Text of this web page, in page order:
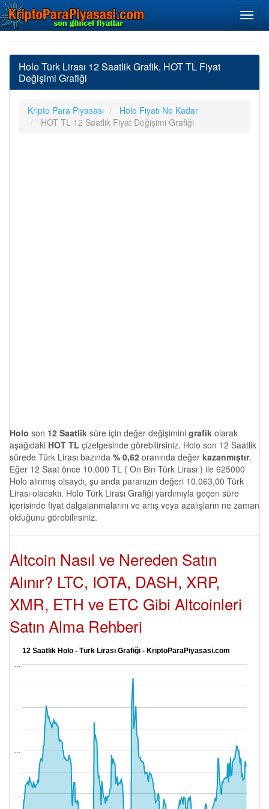
Holo Türk Lirası 12 Saatlik Grafik, HOT TL Fiyat
Değişimi Grafiği
Kripto Para Piyasası
Holo Fiyatı Ne Kadar
HOT TL 12 Saatlik Fiyat Değişimi Grafiği
Holo son 12 Saatlik süre için değer değişimini grafik olarak
aşağıdaki HOT TL çizelgesinde görebilirsiniz. Holo son 12 Saatlik
sürede Türk Lirası bazında % 0,62 oranında değer kazanmıştır.
Eğer 12 Saat önce 10.000 TL ( On Bin Türk Lirası ) ile 625000
Holo alınmış olsaydı, şu anda paranızın değeri 10.063,00 Türk
Lirası olacaktı. Holo Türk Lirası Grafiği yardımıyla geçen süre
içerisinde fiyat dalgalanmalarını ve artış veya azalışların ne zaman
olduğunu görebilirsiniz.
Altcoin Nasıl ve Nereden Satın
Alınır? LTC, IOTA, DASH, XRP,
XMR, ETH ve ETC Gibi Altcoinleri
Satın Alma Rehberi
12 Saatlik Holo - Türk Lirası Grafiği - KriptoParaPiyasasi.com
…
…